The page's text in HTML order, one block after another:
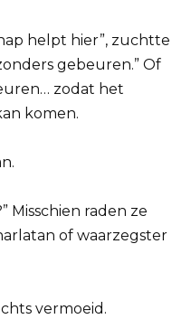
helpt hier”, zuchtte
gebeuren.” Of
zodat het
komen.
Misschien raden ze
of waarzegster
vermoeid.